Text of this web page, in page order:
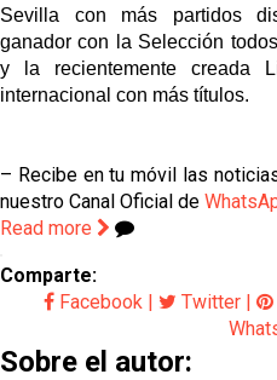
Sevilla con más partidos
ganador con la Selección
y la recientemente creada
internacional con más títulos.
– Recibe en tu móvil las
nuestro Canal Oficial de
Read more
Comparte:
Facebook | Twitter |
Sobre el autor: